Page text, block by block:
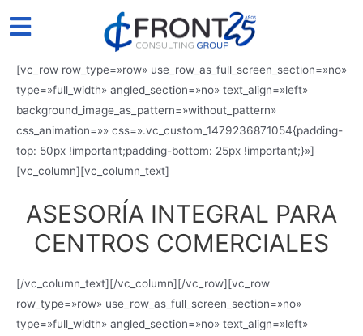
[vc_row row_type=»row» use_row_as_full_screen_section=»no»
type=»full_width» angled_section=»no» text_align=»left»
background_image_as_pattern=»without_pattern»
css_animation=»» css=».vc_custom_1479236871054{padding-
top: 50px !important;padding-bottom: 25px !important;}»]
[vc_column][vc_column_text]
ASESORÍA INTEGRAL PARA
CENTROS COMERCIALES
[/vc_column_text][/vc_column][/vc_row][vc_row
row_type=»row» use_row_as_full_screen_section=»no»
type=»full_width» angled_section=»no» text_align=»left»